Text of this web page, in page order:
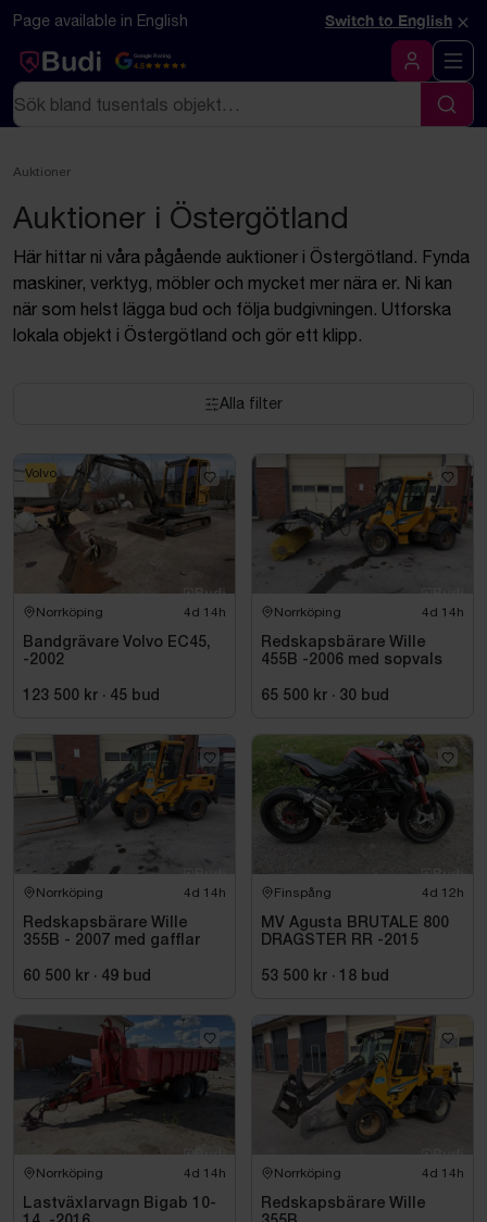
Hoppa till innehåll
Page available in English Switch to English ×
Google Rating
4.5
Logga in
Sök
Sök
Auktioner
Auktioner i Östergötland
Här hittar ni våra pågående auktioner i Östergötland. Fynda
maskiner, verktyg, möbler och mycket mer nära er. Ni kan
när som helst lägga bud och följa budgivningen. Utforska
lokala objekt i Östergötland och gör ett klipp.
Alla filter
Norrköping 4d 14h
Bandgrävare Volvo EC45,
-2002
123 500 kr · 45 bud
Volvo
Norrköping 4d 14h
Redskapsbärare Wille
455B -2006 med sopvals
65 500 kr · 30 bud
Norrköping 4d 14h
Redskapsbärare Wille
355B - 2007 med gafflar
60 500 kr · 49 bud
Finspång 4d 12h
MV Agusta BRUTALE 800
DRAGSTER RR -2015
53 500 kr · 18 bud
Norrköping 4d 14h
Lastväxlarvagn Bigab 10-
Norrköping 4d 14h
Redskapsbärare Wille